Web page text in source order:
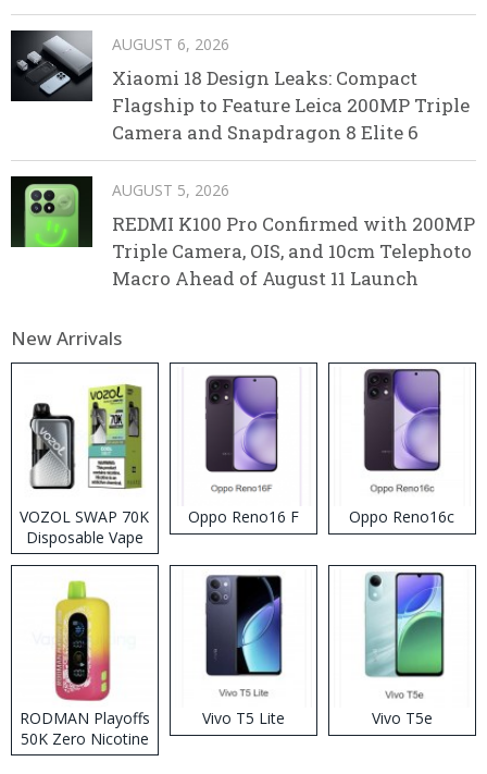
AUGUST 6, 2026
Xiaomi 18 Design Leaks: Compact
Flagship to Feature Leica 200MP Triple
Camera and Snapdragon 8 Elite 6
AUGUST 5, 2026
REDMI K100 Pro Confirmed with 200MP
Triple Camera, OIS, and 10cm Telephoto
Macro Ahead of August 11 Launch
New Arrivals
VOZOL SWAP 70K
Disposable Vape
Oppo Reno16 F Oppo Reno16c
RODMAN Playoffs
50K Zero Nicotine
Disposable Vape
Vivo T5 Lite Vivo T5e